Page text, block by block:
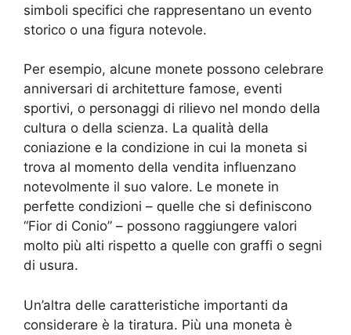
simboli specifici che rappresentano un evento
storico o una figura notevole.
Per esempio, alcune monete possono celebrare
anniversari di architetture famose, eventi
sportivi, o personaggi di rilievo nel mondo della
cultura o della scienza. La qualità della
coniazione e la condizione in cui la moneta si
trova al momento della vendita influenzano
notevolmente il suo valore. Le monete in
perfette condizioni – quelle che si definiscono
“Fior di Conio” – possono raggiungere valori
molto più alti rispetto a quelle con graffi o segni
di usura.
Un’altra delle caratteristiche importanti da
considerare è la tiratura. Più una moneta è